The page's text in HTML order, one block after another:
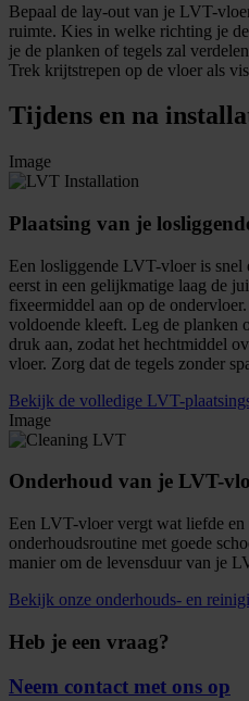
Bepaal de lay-out van je LVT-
ruimte. Kies in welke richting je
je de planken of tegels zal
Trek krijtstrepen op de vloer als
Tijdens en na
Image
Plaatsing van je
Een losliggende LVT-vloer is snel
eerst in een gelijkmatige laag de
fixeermiddel aan op de
voldoende kleeft. Leg de planken
druk aan, zodat het hechtmiddel
vloer. Zorg dat de tegels zonder
Bekijk de volledige LVT-
Image
Onderhoud van je LVT-
Een LVT-vloer vergt wat liefde
onderhoudsroutine met goede
manier om de levensduur van je
Bekijk onze onderhouds- en
Heb je een vraag?
Neem contact met ons op